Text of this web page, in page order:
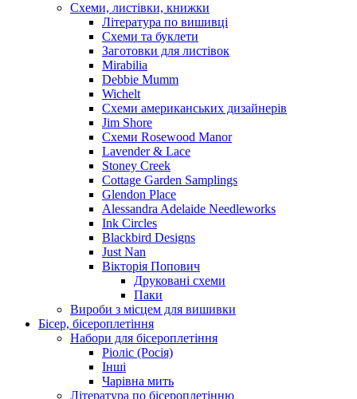
Схеми, листівки, книжки
Література по вишивці
Схеми та буклети
Заготовки для листівок
Mirabilia
Debbie Mumm
Wichelt
Схеми американських дизайнерів
Jim Shore
Cхеми Rosewood Manor
Lavender & Lace
Stoney Creek
Cottage Garden Samplings
Glendon Place
Alessandra Adelaide Needleworks
Ink Circles
Blackbird Designs
Just Nan
Вікторія Попович
Друковані схеми
Паки
Вироби з місцем для вишивки
Бісер, бісероплетіння
Набори для бісероплетіння
Ріоліс (Росія)
Інші
Чарівна мить
Література по бісероплетінню